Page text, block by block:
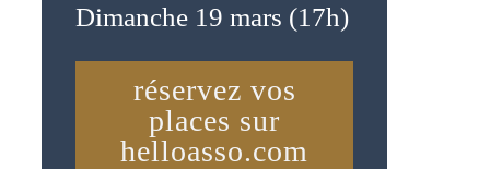
Dimanche 19 mars (17h)
réservez vos
places sur
helloasso.com